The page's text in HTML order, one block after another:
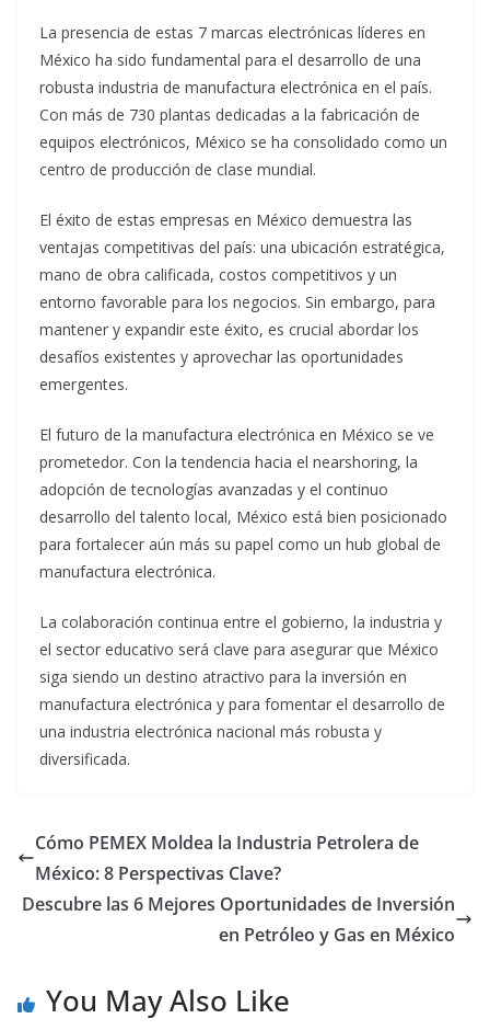
La presencia de estas 7 marcas electrónicas líderes en
México ha sido fundamental para el desarrollo de una
robusta industria de manufactura electrónica en el país.
Con más de 730 plantas dedicadas a la fabricación de
equipos electrónicos, México se ha consolidado como un
centro de producción de clase mundial.
El éxito de estas empresas en México demuestra las
ventajas competitivas del país: una ubicación estratégica,
mano de obra calificada, costos competitivos y un
entorno favorable para los negocios. Sin embargo, para
mantener y expandir este éxito, es crucial abordar los
desafíos existentes y aprovechar las oportunidades
emergentes.
El futuro de la manufactura electrónica en México se ve
prometedor. Con la tendencia hacia el nearshoring, la
adopción de tecnologías avanzadas y el continuo
desarrollo del talento local, México está bien posicionado
para fortalecer aún más su papel como un hub global de
manufactura electrónica.
La colaboración continua entre el gobierno, la industria y
el sector educativo será clave para asegurar que México
siga siendo un destino atractivo para la inversión en
manufactura electrónica y para fomentar el desarrollo de
una industria electrónica nacional más robusta y
diversificada.
Cómo PEMEX Moldea la Industria Petrolera de
México: 8 Perspectivas Clave?
Descubre las 6 Mejores Oportunidades de Inversión
en Petróleo y Gas en México
You May Also Like